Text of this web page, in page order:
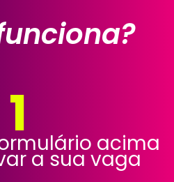
1 acima
a sua vaga